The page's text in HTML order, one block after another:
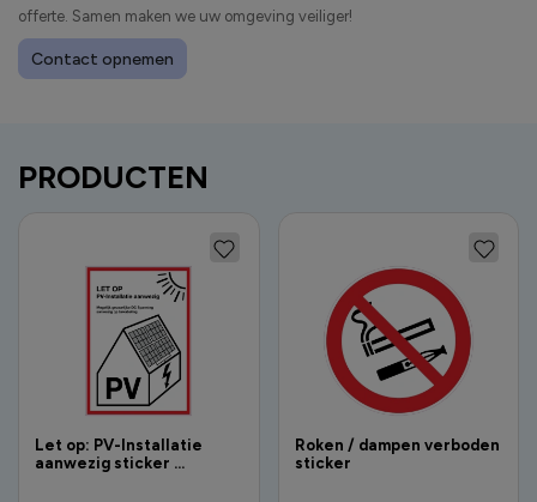
offerte. Samen maken we uw omgeving veiliger!
Contact opnemen
PRODUCTEN
Let op: PV-Installatie
aanwezig sticker ...
Roken / dampen verboden
sticker